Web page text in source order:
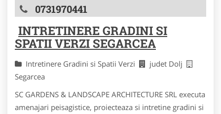
0731970441
INTRETINERE GRADINI SI
SPATII VERZI SEGARCEA
Intretinere Gradini si Spatii Verzi
judet Dolj
Segarcea
SC GARDENS & LANDSCAPE ARCHITECTURE SRL executa
amenajari peisagistice, proiecteaza si intretine gradini si